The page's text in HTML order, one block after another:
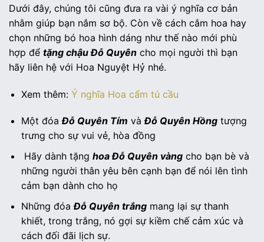
Dưới đây, chúng tôi cũng đưa ra vài ý nghĩa cơ bản
nhằm giúp bạn nắm sơ bộ. Còn về cách cắm hoa hay
chọn những bó hoa hình dáng như thế nào mới phù
hợp để tặng chậu Đỗ Quyên cho mọi người thì bạn
hãy liên hệ với Hoa Nguyệt Hỷ nhé.
Xem thêm: Ý nghĩa Hoa cẩm tú cầu
Một đóaĐỗ Quyên Tím vàĐỗ Quyên Hồngtượng
trưng cho sự vui vẻ, hòa đồng
Hãy dành tặng hoa Đỗ Quyên vàngcho bạn bè và
những người thân yêu bên cạnh bạn để nói lên tình
cảm bạn dành cho họ
Những đóaĐỗ Quyên trắngmang lại sự thanh
khiết, trong trắng, nó gợi sự kiềm chế cảm xúc và
cách đối đãi lịch sự.